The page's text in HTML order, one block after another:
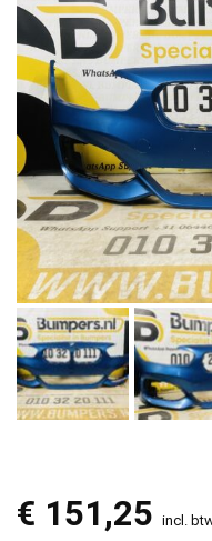
€ 151,25 incl.